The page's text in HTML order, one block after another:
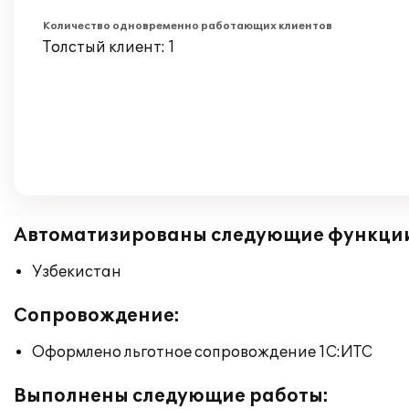
Количество одновременно работающих клиентов
Толстый клиент: 1
Автоматизированы следующие
Узбекистан
Сопровождение:
Оформлено льготное сопровождение 1С:ИТС
Выполнены следующие работы: